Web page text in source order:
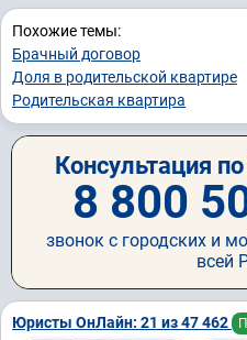
Похожие темы:
Брачный договор
Доля в родительской квартире
Родительская квартира
Консультация
8 800
звонок с городских и
всей
Юристы ОнЛайн: 21 из 47 462